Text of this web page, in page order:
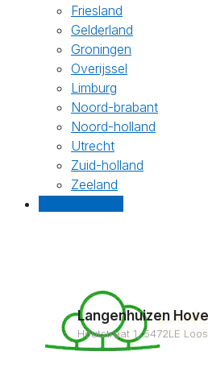
Friesland
Gelderland
Groningen
Overijssel
Limburg
Noord-brabant
Noord-holland
Utrecht
Zuid-holland
Zeeland
Langenhuizen
Houtstraat 1, 5472LE